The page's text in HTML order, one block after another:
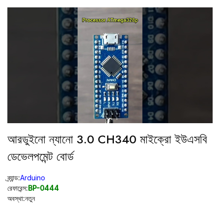
আরডুইনো ন্যানো 3.0 CH340 মাইক্রো ইউএসবি
ডেভেলপমেন্ট বোর্ড
ব্র্যান্ড:Arduino
রেফারেন্স:BP-0444
অবস্থা:নতুন